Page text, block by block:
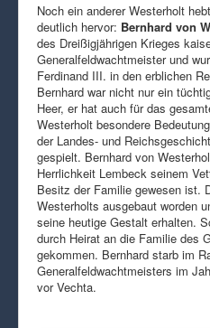
Noch ein anderer Westerholt
deutlich hervor: Bernhard von
des Dreißigjährigen Krieges
Generalfeldwachtmeister und
Ferdinand III. in den erblichen
Bernhard war nicht nur ein
Heer, er hat auch für das
Westerholt besondere
der Landes- und
gespielt. Bernhard von
Herrlichkeit Lembeck seinem
Besitz der Familie gewesen ist.
Westerholts ausgebaut worden
seine heutige Gestalt erhalten.
durch Heirat an die Familie des
gekommen. Bernhard starb im
Generalfeldwachtmeisters im
vor Vechta.